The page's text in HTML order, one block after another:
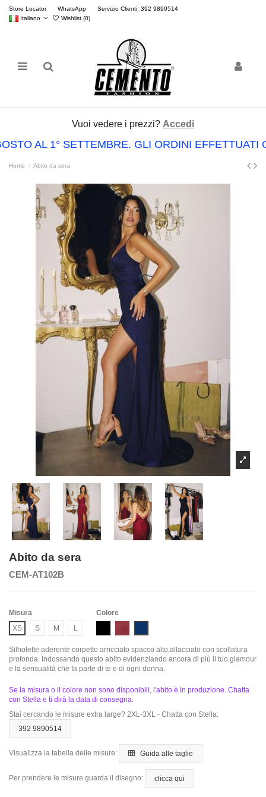
Store Locator WhatsApp
Servizio Clienti: 392 9890514
Italiano
Wishlist (0)
Vuoi vedere i prezzi? Accedi
AL 1° SETTEMBRE. GLI ORDINI
Home Abito da sera
Abito da sera
CEM-AT102B
Misura
XS
S M L
Colore
Silholette aderente corpetto arricciato spacco alto,allacciato con scollatura
profonda. Indossando questo abito evidenziando ancora di più il tuo glamour
e la sensualità che fa parte di te e di ogni donna.
Se la misura o il colore non sono disponibili, l'abito è in produzione. Chatta
con Stella e ti dirà la data di consegna.
Stai cercando le misure extra large? 2XL-3XL - Chatta con Stella:
392 9890514
Visualizza la tabella delle misure: Guida alle taglie
Per prendere le misure guarda il disegno: clicca qui